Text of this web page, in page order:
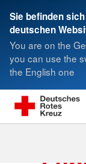
Sie befinden
deutschen
You are on the
you can use the
the English one
Suche